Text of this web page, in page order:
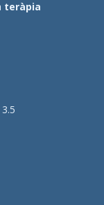
teràpia